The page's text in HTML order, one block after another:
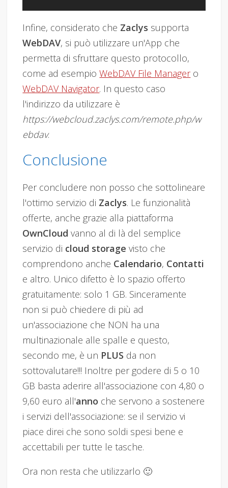
Infine, considerato che Zaclys supporta
WebDAV, si può utilizzare un'App che
permetta di sfruttare questo protocollo,
come ad esempioWebDAV File Managero
WebDAV Navigator. In questo caso
l'indirizzo da utilizzare è
https://webcloud.zaclys.com/remote.php/w
ebdav.
Conclusione
Per concludere non posso che sottolineare
l'ottimo servizio di Zaclys. Le funzionalità
offerte, anche grazie alla piattaforma
OwnCloud vanno al di là del semplice
servizio di cloud storage visto che
comprendono anche Calendario, Contatti
e altro. Unico difetto è lo spazio offerto
gratuitamente: solo 1 GB. Sinceramente
non si può chiedere di più ad
un'associazione che NON ha una
multinazionale alle spalle e questo,
secondo me, è un PLUS da non
sottovalutare!!! Inoltre per godere di 5 o 10
GB basta aderire all'associazione con 4,80 o
9,60 euro all'anno che servono a sostenere
i servizi dell'associazione: se il servizio vi
piace direi che sono soldi spesi bene e
accettabili per tutte le tasche.
Ora non resta che utilizzarlo 🙂